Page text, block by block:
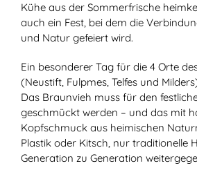
Kühe aus der Sommerfrische
auch ein Fest, bei dem die
und Natur gefeiert wird.
Ein besonderer Tag für die 4 Orte
(Neustift, Fulpmes, Telfes und
Das Braunvieh muss für den
geschmückt werden – und das mit
Kopfschmuck aus heimischen
Plastik oder Kitsch, nur traditionelle
Generation zu Generation